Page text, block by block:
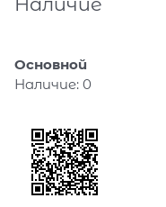
Основной
Наличие: 0